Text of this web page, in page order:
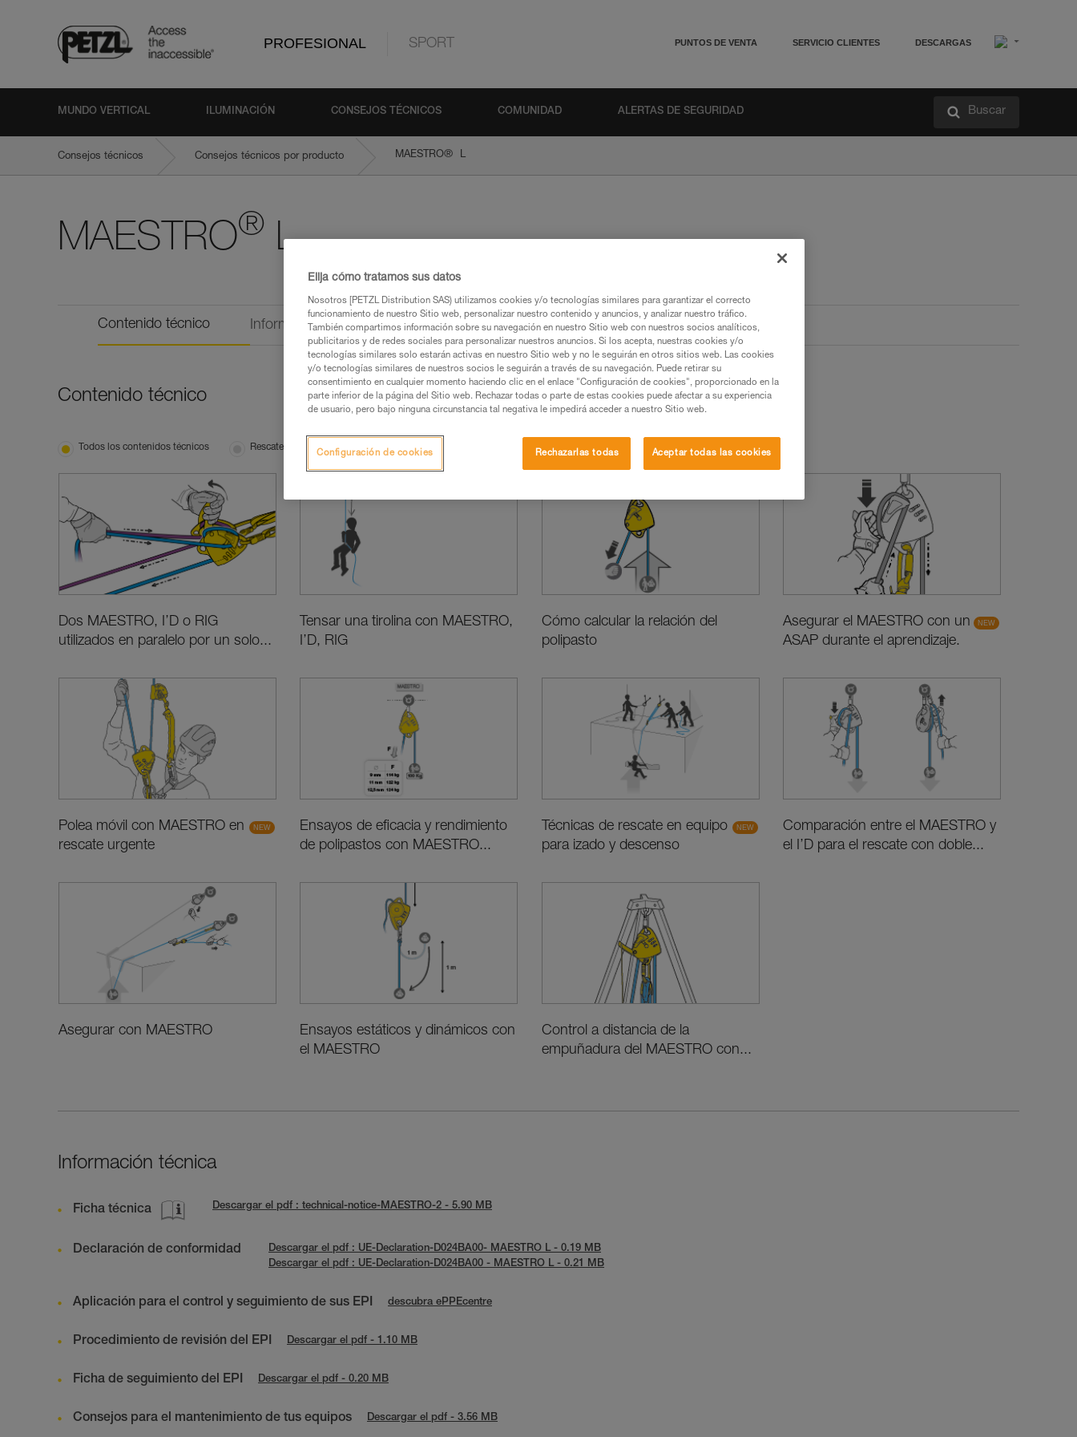
PROFESIONAL SPORT PUNTOS DE VENTA SERVICIO CLIENTES DESCARGAS
MUNDO VERTICAL ILUMINACIÓN CONSEJOS TÉCNICOS COMUNIDAD ALERTAS DE SEGURIDAD Buscar
Consejos técnicos Consejos técnicos por producto MAESTRO® L
MAESTRO® L
Contenido técnico Información técnica
Contenido técnico
Todos los contenidos técnicos Rescate Conceptos básicos Prestaciones e información de los productos Novedades
Dos MAESTRO, I’D o RIG
utilizados en paralelo por un solo...
Tensar una tirolina con MAESTRO,
I’D, RIG
Cómo calcular la relación del
polipasto
Asegurar el MAESTRO con un
ASAP durante el aprendizaje.
Polea móvil con MAESTRO en
rescate urgente
Ensayos de eficacia y rendimiento
de polipastos con MAESTRO...
Técnicas de rescate en equipo
para izado y descenso
Comparación entre el MAESTRO y
el I’D para el rescate con doble...
Asegurar con MAESTRO
Ensayos estáticos y dinámicos con
el MAESTRO
Control a distancia de la
empuñadura del MAESTRO con...
Información técnica
Ficha técnica Descargar el pdf : technical-notice-MAESTRO-2 - 5.90 MB
Declaración de conformidad
Descargar el pdf : UE-Declaration-D024BA00- MAESTRO L - 0.19 MB
Descargar el pdf : UE-Declaration-D024BA00 - MAESTRO L - 0.21 MB
Aplicación para el control y seguimiento de sus EPI descubra ePPEcentre
Procedimiento de revisión del EPI Descargar el pdf - 1.10 MB
Ficha de seguimiento del EPI Descargar el pdf - 0.20 MB
Consejos para el mantenimiento de tus equipos Descargar el pdf - 3.56 MB
Elija cómo tratamos sus datos
Nosotros [PETZL Distribution SAS) utilizamos cookies y/o tecnologías similares para garantizar el correcto
funcionamiento de nuestro Sitio web, personalizar nuestro contenido y anuncios, y analizar nuestro tráfico.
También compartimos información sobre su navegación en nuestro Sitio web con nuestros socios analíticos,
publicitarios y de redes sociales para personalizar nuestros anuncios. Si los acepta, nuestras cookies y/o
tecnologías similares solo estarán activas en nuestro Sitio web y no le seguirán en otros sitios web. Las cookies
y/o tecnologías similares de nuestros socios le seguirán a través de su navegación. Puede retirar su
consentimiento en cualquier momento haciendo clic en el enlace "Configuración de cookies", proporcionado en la
parte inferior de la página del Sitio web. Rechazar todas o parte de estas cookies puede afectar a su experiencia
de usuario, pero bajo ninguna circunstancia tal negativa le impedirá acceder a nuestro Sitio web.
Rechazarlas todas Aceptar todas las cookies
Configuración de cookies